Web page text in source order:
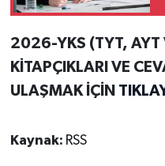
2026-YKS (TYT, AYT
KİTAPÇIKLARI VE
ULAŞMAK İÇİN
Kaynak: RSS